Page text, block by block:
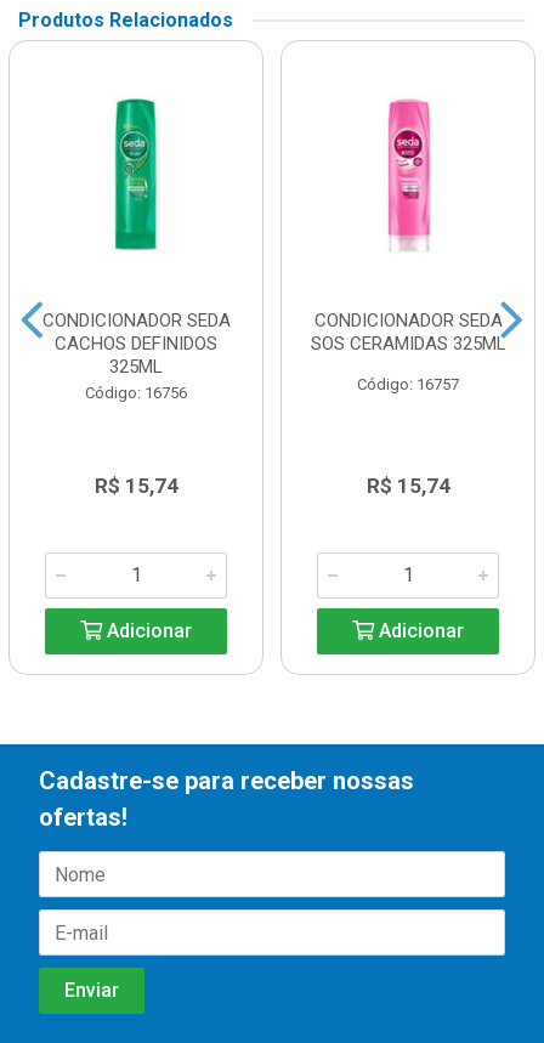
Produtos Relacionados
CONDICIONADOR SEDA
CACHOS DEFINIDOS
325ML
Código: 16756
R$ 15,74
Adicionar
CONDICIONADOR SEDA
SOS CERAMIDAS 325ML
Código: 16757
R$ 15,74
Adicionar
Cadastre-se para receber nossas
ofertas!